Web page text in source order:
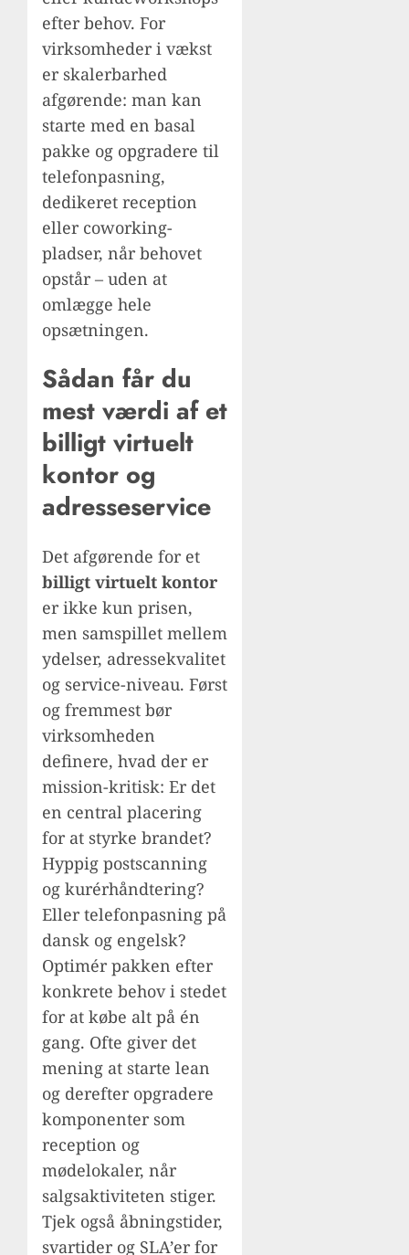
efter behov. For
virksomheder i vækst
er skalerbarhed
afgørende: man kan
starte med en basal
pakke og opgradere til
telefonpasning,
dedikeret reception
eller coworking-
pladser, når behovet
opstår – uden at
omlægge hele
opsætningen.
Sådan får du
mest værdi af et
billigt virtuelt
kontor og
adresseservice
Det afgørende for et
billigt virtuelt kontor
er ikke kun prisen,
men samspillet mellem
ydelser, adressekvalitet
og service-niveau. Først
og fremmest bør
virksomheden
definere, hvad der er
mission-kritisk: Er det
en central placering
for at styrke brandet?
Hyppig postscanning
og kurérhåndtering?
Eller telefonpasning på
dansk og engelsk?
Optimér pakken efter
konkrete behov i stedet
for at købe alt på én
gang. Ofte giver det
mening at starte lean
og derefter opgradere
komponenter som
reception og
mødelokaler, når
salgsaktiviteten stiger.
Tjek også åbningstider,
svartider og SLA’er for